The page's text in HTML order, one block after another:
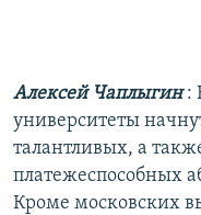
Алексей Чаплыгин:
университеты
талантливых, а
платежеспособных
Кроме московских